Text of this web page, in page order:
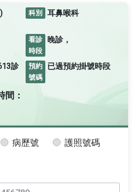
科別 耳鼻喉科
看診
時段
晚診，
診
預約
號碼
已過預約掛號時段
間：
病歷號
護照號碼